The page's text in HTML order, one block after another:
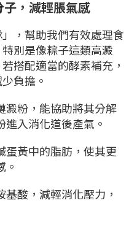
，減輕脹氣感
，幫助我們有效處理食
別是像粽子這類高澱
搭配適當的酵素補充，
負擔。
澱粉，能協助將其分解
入消化道後產氣。
蛋黃中的脂肪，使其更
酸，減輕消化壓力，